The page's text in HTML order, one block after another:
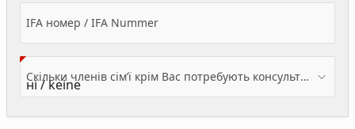
IFA номер / IFA Nummer
Скільки членів сім’ї крім Вас потребують консультації? / Wieviele Familienmitglieder brauchen Beratung - zusätzlich zu Ihnen?